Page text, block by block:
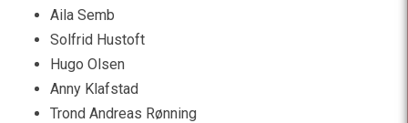
Aila Semb
Solfrid Hustoft
Hugo Olsen
Anny Klafstad
Trond Andreas Rønning